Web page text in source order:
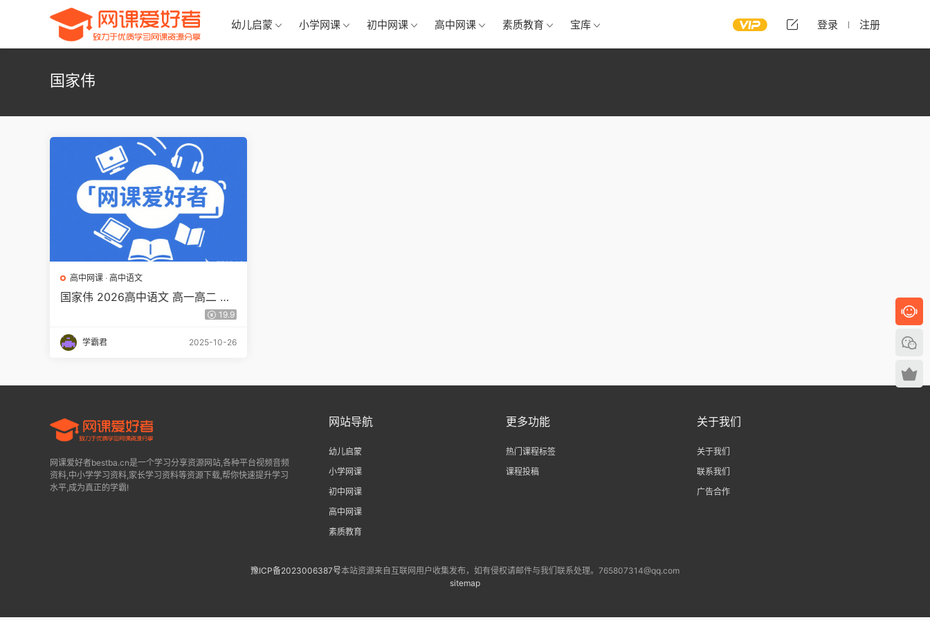
幼儿启蒙 小学网课 初中网课 高中网课 素质教育 宝库 登录 注册
国家伟
高中网课 · 高中语文
国家伟 2026高中语文 高一高二 一
19.9
学霸君 2025-10-26
网课爱好者bestba.cn是一个学习分享资源网站,各种平台视频音频
资料,中小学学习资料,家长学习资料等资源下载,帮你快速提升学习
水平,成为真正的学霸!
网站导航
幼儿启蒙
小学网课
初中网课
高中网课
素质教育
更多功能
热门课程标签
课程投稿
关于我们
关于我们
联系我们
广告合作
豫ICP备2023006387号本站资源来自互联网用户收集发布，如有侵权请邮件与我们联系处理。765807314@qq.com
sitemap